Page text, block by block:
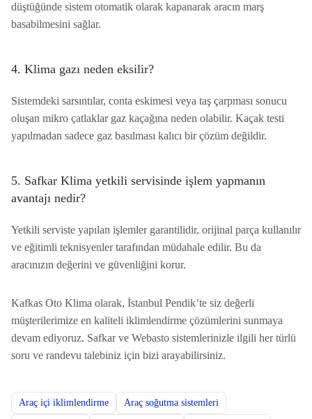
düştüğünde sistem otomatik olarak kapanarak aracın marş
basabilmesini sağlar.
4. Klima gazı neden eksilir?
Sistemdeki sarsıntılar, conta eskimesi veya taş çarpması sonucu
oluşan mikro çatlaklar gaz kaçağına neden olabilir. Kaçak testi
yapılmadan sadece gaz basılması kalıcı bir çözüm değildir.
5. Safkar Klima yetkili servisinde işlem yapmanın
avantajı nedir?
Yetkili serviste yapılan işlemler garantilidir, orijinal parça kullanılır
ve eğitimli teknisyenler tarafından müdahale edilir. Bu da
aracınızın değerini ve güvenliğini korur.
Kafkas Oto Klima olarak, İstanbul Pendik’te siz değerli
müşterilerimize en kaliteli iklimlendirme çözümlerini sunmaya
devam ediyoruz. Safkar ve Webasto sistemlerinizle ilgili her türlü
soru ve randevu talebiniz için bizi arayabilirsiniz.
Araç içi iklimlendirme Araç soğutma sistemleri